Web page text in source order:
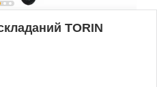
TORIN